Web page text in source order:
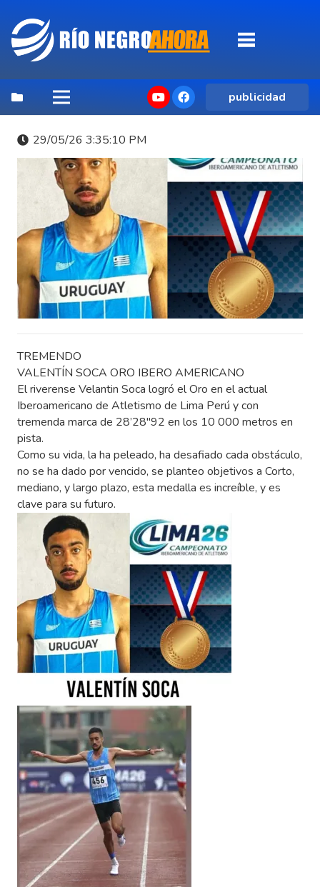
publicidad
29/05/26 3:35:10 PM
TREMENDO
VALENTÍN SOCA ORO IBERO AMERICANO
El riverense Velantin Soca logró el Oro en el actual
Iberoamericano de Atletismo de Lima Perú y con
tremenda marca de 28’28″92 en los 10 000 metros en
pista.
Como su vida, la ha peleado, ha desafiado cada obstáculo,
no se ha dado por vencido, se planteo objetivos a Corto,
mediano, y largo plazo, esta medalla es increíble, y es
clave para su futuro.